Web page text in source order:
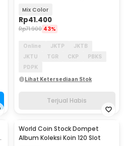
Mix Color
Rp41.400
Rp71.900 43%
Online JKTP
JKTB
JKTU
TGR CKP
PBKS
PDPK
Lihat Ketersediaan Stok
Terjual Habis
World Coin Stock Dompet
Album Koleksi Koin 120 Slot